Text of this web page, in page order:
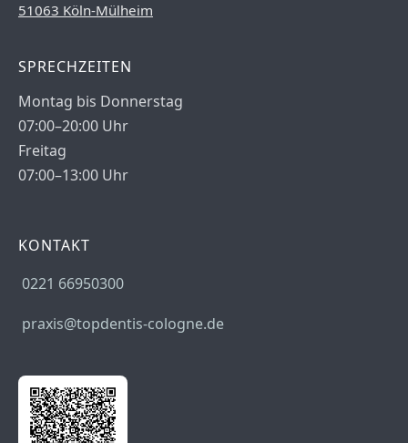
51063 Köln-Mülheim
SPRECHZEITEN
Montag bis Donnerstag
07:00–20:00 Uhr
Freitag
07:00–13:00 Uhr
KONTAKT
0221 66950300
praxis@topdentis-cologne.de